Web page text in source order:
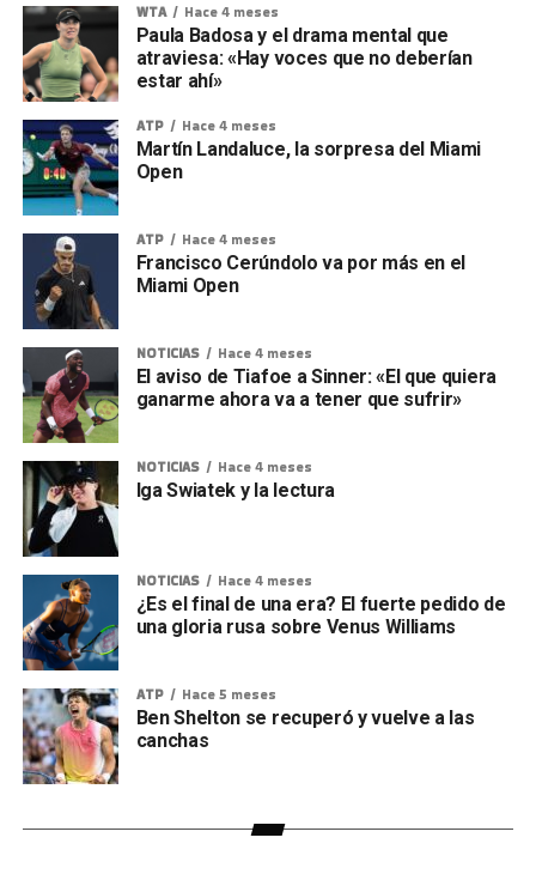
WTA Hace 4 meses
Paula Badosa y el drama mental que
atraviesa: «Hay voces que no deberían
estar ahí»
ATP Hace 4 meses
Martín Landaluce, la sorpresa del Miami
Open
ATP Hace 4 meses
Francisco Cerúndolo va por más en el
Miami Open
NOTICIAS Hace 4 meses
El aviso de Tiafoe a Sinner: «El que quiera
ganarme ahora va a tener que sufrir»
NOTICIAS Hace 4 meses
Iga Swiatek y la lectura
NOTICIAS Hace 4 meses
¿Es el final de una era? El fuerte pedido de
una gloria rusa sobre Venus Williams
ATP Hace 5 meses
Ben Shelton se recuperó y vuelve a las
canchas